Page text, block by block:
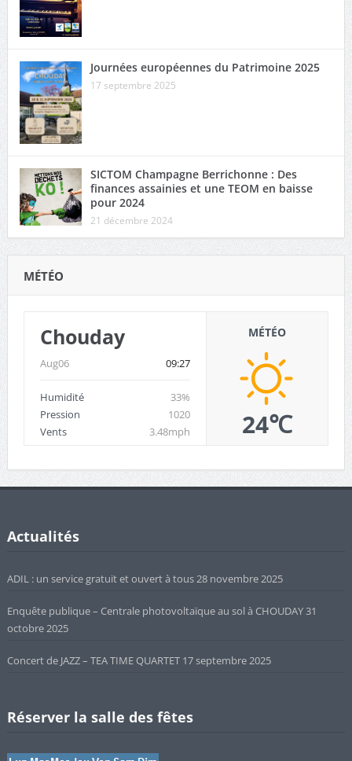
Journées européennes du Patrimoine 2025
17 septembre 2025
SICTOM Champagne Berrichonne : Des
finances assainies et une TEOM en baisse
pour 2024
21 décembre 2024
MÉTÉO
Chouday
Aug06 09:27
Humidité
33%
Pression
1020
Vents
3.48mph
MÉTÉO
24℃
Actualités
ADIL : un service gratuit et ouvert à tous28 novembre 2025
Enquête publique – Centrale photovoltaïque au sol à CHOUDAY31
octobre 2025
Concert de JAZZ – TEA TIME QUARTET 17 septembre 2025
Réserver la salle des fêtes